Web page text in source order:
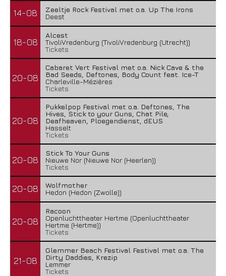
14-08
Zeeltje Rock Festival met o.a. Up The Irons
Deest
18-08
Alcest
TivoliVredenburg (TivoliVredenburg (Utrecht))
Tickets
20-08
Cabaret Vert Festival met o.a. Nick Cave & the
Bad Seeds, Deftones, Body Count feat. Ice-T
Charleville-Mézières
Tickets
20-08
Pukkelpop Festival met o.a. Deftones, The
Hives, Stick to your Guns, Chat Pile,
Deafheaven, Ploegendienst, dEUS
Hasselt
Tickets
20-08
Stick To Your Guns
Nieuwe Nor (Nieuwe Nor (Heerlen))
Tickets
20-08
Wolfmother
Hedon (Hedon (Zwolle))
20-08
Racoon
Openluchttheater Hertme (Openluchttheater
Hertme (Hertme))
Tickets
21-08
Glemmer Beach Festival Festival met o.a. The
Dirty Daddies, Krezip
Lemmer
Tickets